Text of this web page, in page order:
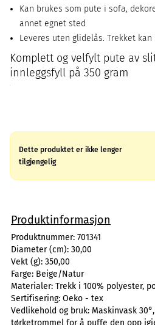
Kan brukes som pute i sofa,
annet egnet sted
Leveres uten glidelås. Trekket
Komplett og velfylt pute av
innleggsfyll på 350 gram
Dette produktet er ikke lenger
tilgjengelig
Produktinformasjon
Produktnummer: 701341
Diameter (cm): 30,00
Vekt (g): 350,00
Farge: Beige/Natur
Materialer: Trekk i 100% polyester,
Sertifisering: Oeko - tex
Vedlikehold og bruk: Maskinvask
tørketrommel for å puffe den opp